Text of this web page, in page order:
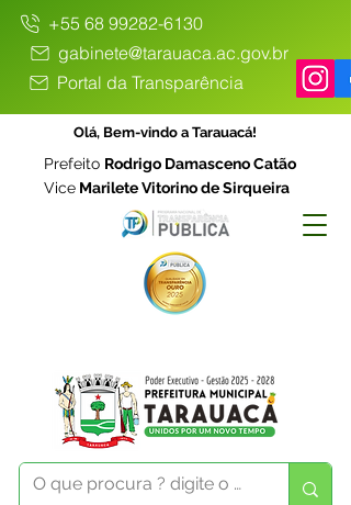
+55 68 99282-6130
gabinete@tarauaca.ac.gov.br
Portal da Transparência
Olá, Bem-vindo a Tarauacá!
Prefeito Rodrigo Damasceno Catão
Vice Marilete Vitorino de Sirqueira